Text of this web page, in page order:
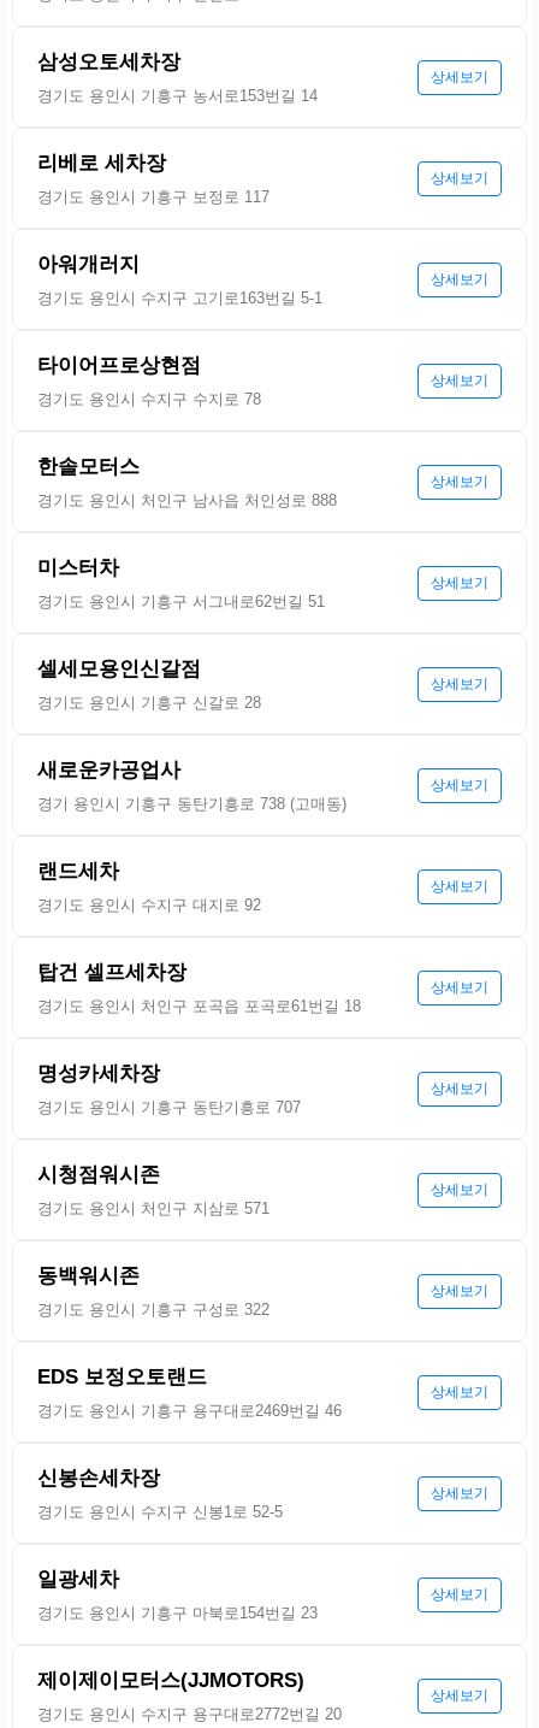
삼성오토세차장
경기도 용인시 기흥구 농서로153번길 14
상세보기
리베로 세차장
경기도 용인시 기흥구 보정로 117
상세보기
아워개러지
경기도 용인시 수지구 고기로163번길 5-1
상세보기
타이어프로상현점
경기도 용인시 수지구 수지로 78
상세보기
한솔모터스
경기도 용인시 처인구 남사읍 처인성로 888
상세보기
미스터차
경기도 용인시 기흥구 서그내로62번길 51
상세보기
셀세모용인신갈점
경기도 용인시 기흥구 신갈로 28
상세보기
새로운카공업사
경기 용인시 기흥구 동탄기흥로 738 (고매동)
상세보기
랜드세차
경기도 용인시 수지구 대지로 92
상세보기
탑건 셀프세차장
경기도 용인시 처인구 포곡읍 포곡로61번길 18
상세보기
명성카세차장
경기도 용인시 기흥구 동탄기흥로 707
상세보기
시청점워시존
경기도 용인시 처인구 지삼로 571
상세보기
동백워시존
경기도 용인시 기흥구 구성로 322
상세보기
EDS 보정오토랜드
경기도 용인시 기흥구 용구대로2469번길 46
상세보기
신봉손세차장
경기도 용인시 수지구 신봉1로 52-5
상세보기
일광세차
경기도 용인시 기흥구 마북로154번길 23
상세보기
제이제이모터스(JJMOTORS)
경기도 용인시 수지구 용구대로2772번길 20
상세보기